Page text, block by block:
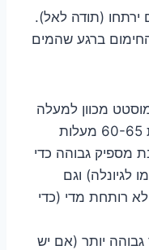
(תודה לאל).
ברגע שהמים
מכוון למעלה
מ-50 מעלות, לרוב בסביבות 60-65 מעלות
מספיק גבוהה כדי
לגיונלה) וגם
רותחת מדי (כדי
יותר (אם יש